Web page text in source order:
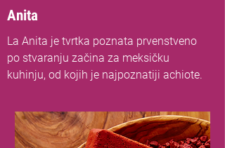
Anita
La Anita je tvrtka poznata prvenstveno
po stvaranju začina za meksičku
kuhinju, od kojih je najpoznatiji achiote.